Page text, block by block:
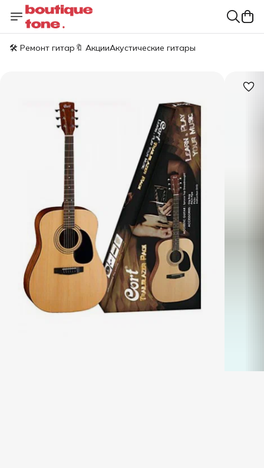
🛠️ Ремонт гитар 🔖 АкцииАкустические гитары